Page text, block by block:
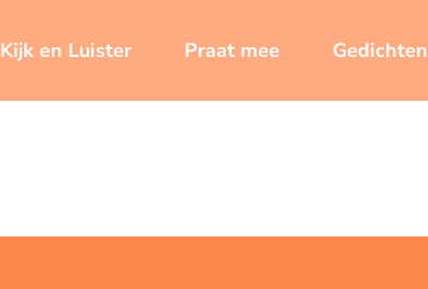
Kijk en Luister Praat mee Gedichten